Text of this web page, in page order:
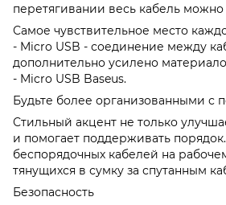
перетягивании весь кабель
Самое чувствительное место
- Micro USB - соединение между
дополнительно усилено
- Micro USB Baseus.
Будьте более организованными
Стильный акцент не только
и помогает поддерживать
беспорядочных кабелей на
тянущихся в сумку за спутанным
Безопасность